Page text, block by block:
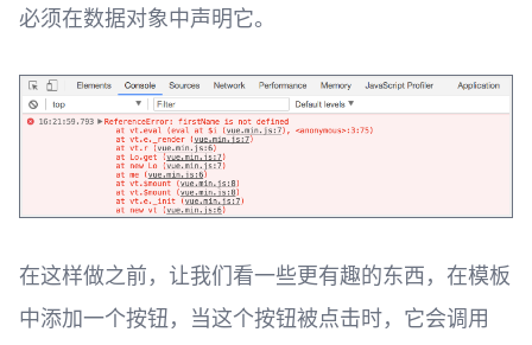
必须在数据对象中声明它。
在这样做之前，让我们看一些更有趣的东西，在模板
中添加一个按钮，当这个按钮被点击时，它会调用